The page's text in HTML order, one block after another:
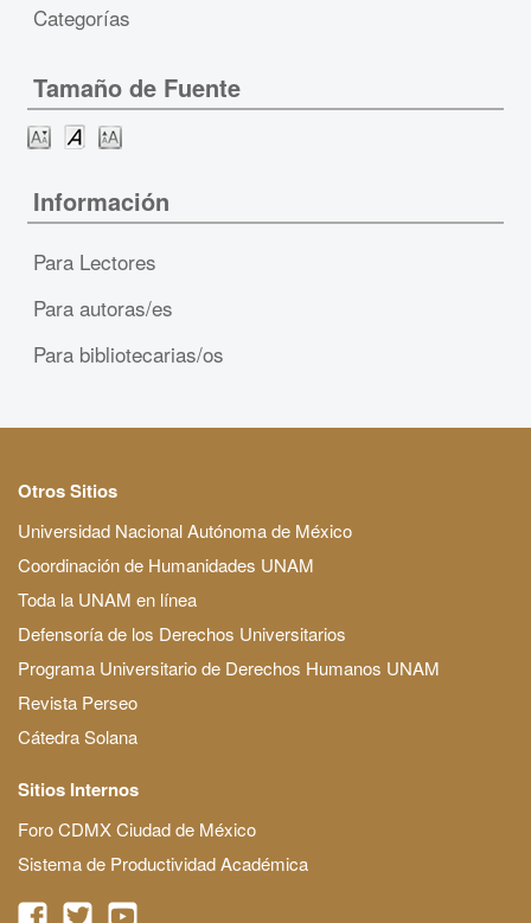
Categorías
Tamaño de Fuente
Información
Para Lectores
Para autoras/es
Para bibliotecarias/os
Otros Sitios
Universidad Nacional Autónoma de México
Coordinación de Humanidades UNAM
Toda la UNAM en línea
Defensoría de los Derechos Universitarios
Programa Universitario de Derechos Humanos UNAM
Revista Perseo
Cátedra Solana
Sitios Internos
Foro CDMX Ciudad de México
Sistema de Productividad Académica